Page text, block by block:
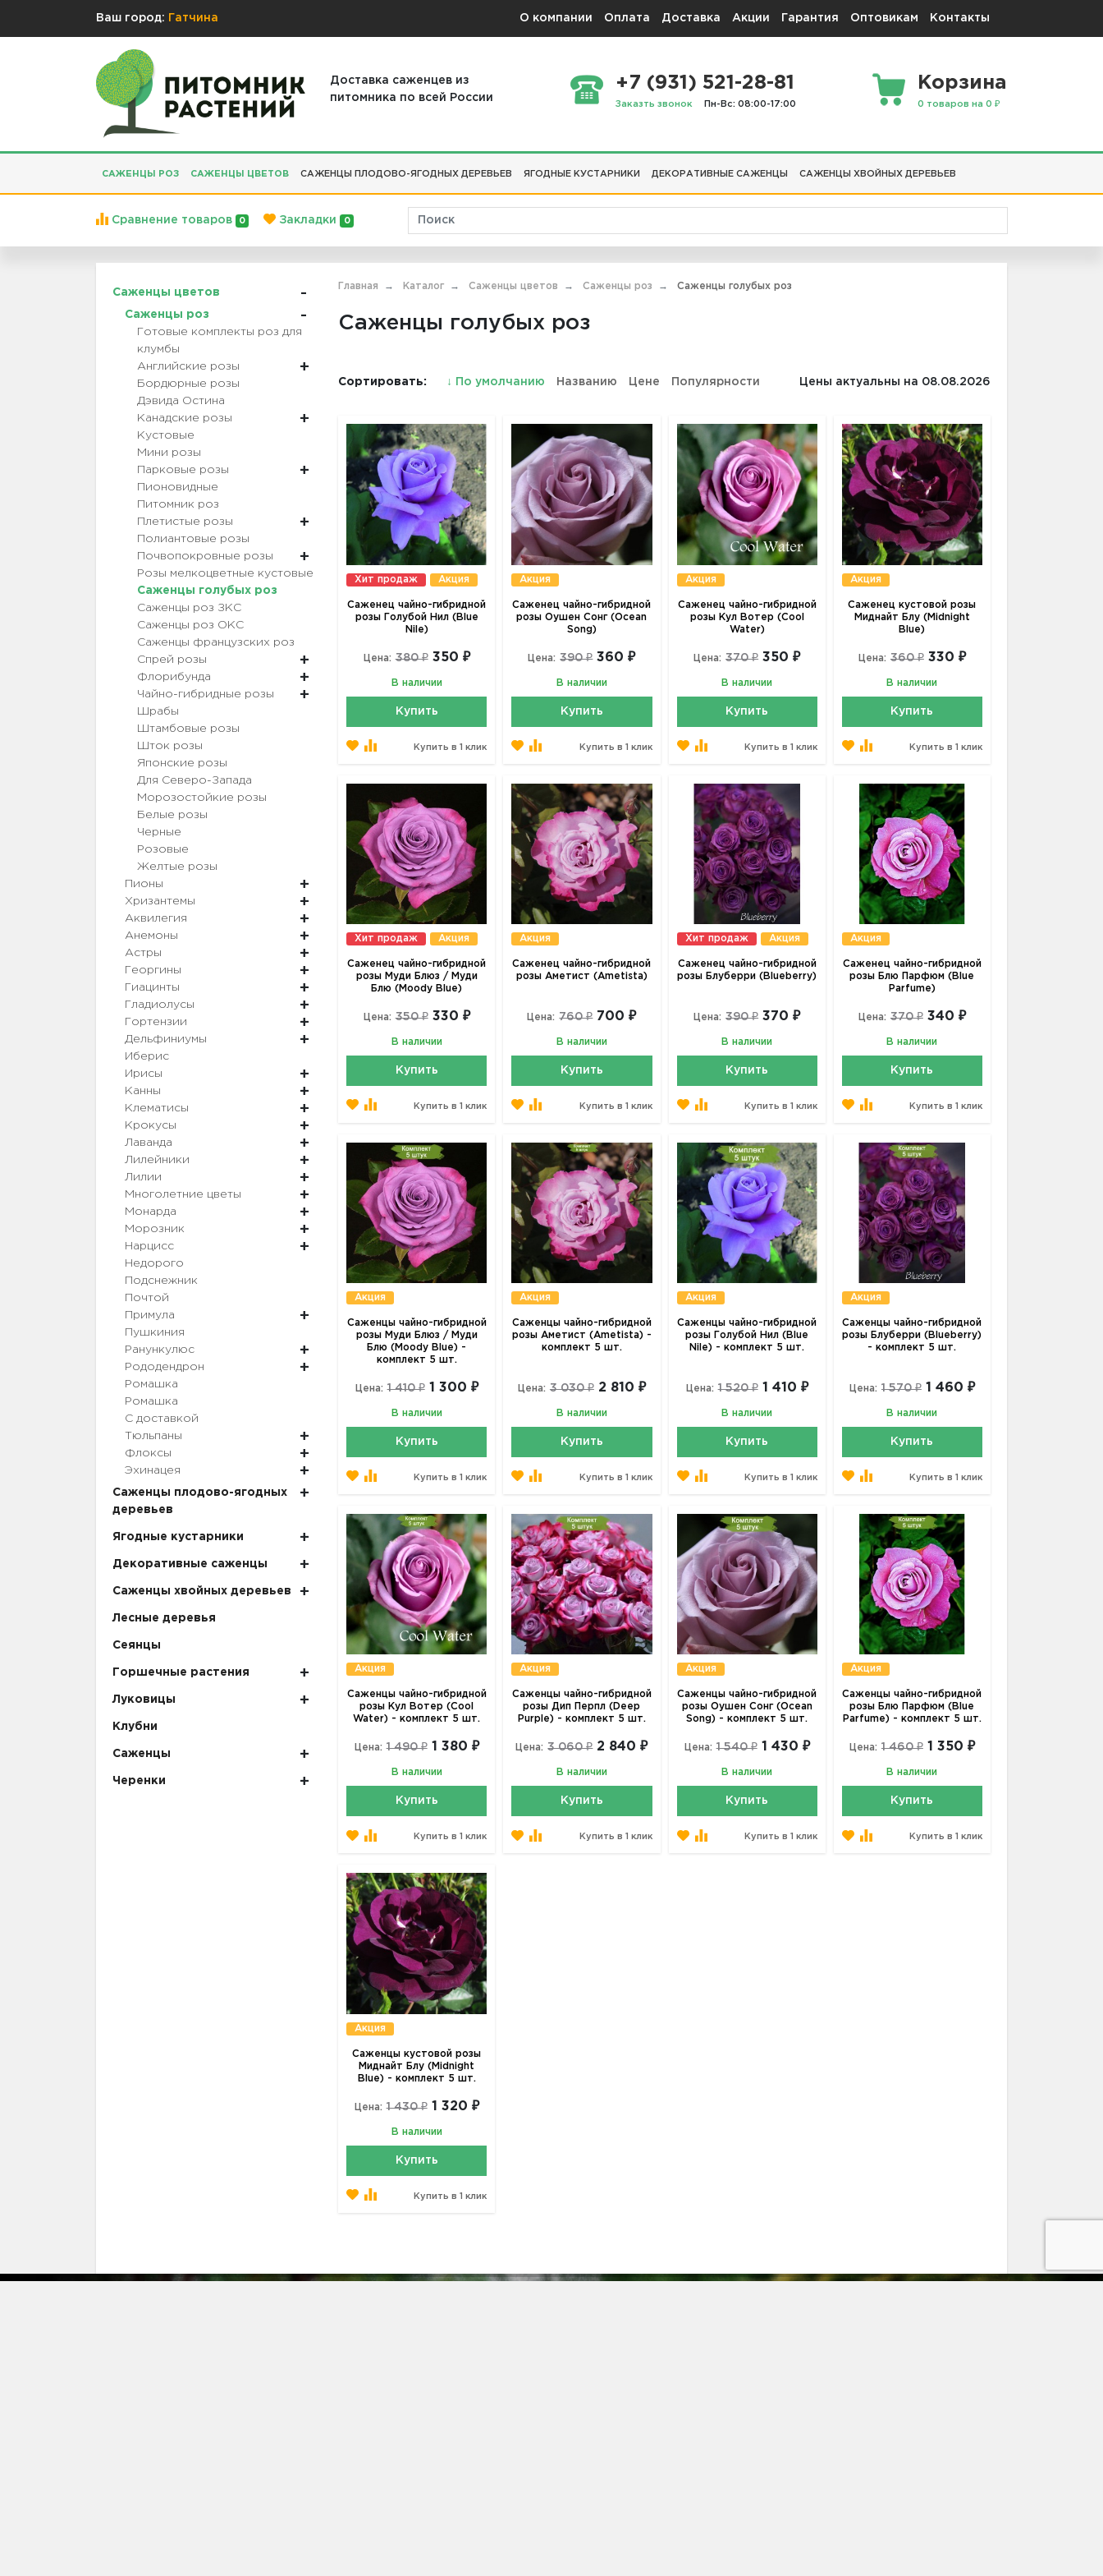
Ваш город: Гатчина О компании Оплата Доставка Акции Гарантия Оптовикам Контакты
Доставка саженцев из
питомника по всей России
+7 (931) 521-28-81
Заказть звонок Пн-Вс: 08:00-17:00
Корзина
0 товаров на 0 ₽
САЖЕНЦЫ РОЗ САЖЕНЦЫ ЦВЕТОВ САЖЕНЦЫ ПЛОДОВО-ЯГОДНЫХ ДЕРЕВЬЕВ ЯГОДНЫЕ КУСТАРНИКИ ДЕКОРАТИВНЫЕ САЖЕНЦЫ САЖЕНЦЫ ХВОЙНЫХ ДЕРЕВЬЕВ
Сравнение товаров 0 Закладки 0
Саженцы цветов
Саженцы роз
Готовые комплекты роз для
клумбы
Английские розы
Бордюрные розы
Дэвида Остина
Канадские розы
Кустовые
Мини розы
Парковые розы
Пионовидные
Питомник роз
Плетистые розы
Полиантовые розы
Почвопокровные розы
Розы мелкоцветные кустовые
Саженцы голубых роз
Саженцы роз ЗКС
Саженцы роз ОКС
Саженцы французских роз
Спрей розы
Флорибунда
Чайно-гибридные розы
Шрабы
Штамбовые розы
Шток розы
Японские розы
Для Северо-Запада
Морозостойкие розы
Белые розы
Черные
Розовые
Желтые розы
Пионы
Хризантемы
Аквилегия
Анемоны
Астры
Георгины
Гиацинты
Гладиолусы
Гортензии
Дельфиниумы
Иберис
Ирисы
Канны
Клематисы
Крокусы
Лаванда
Лилейники
Лилии
Многолетние цветы
Монарда
Морозник
Нарцисс
Недорого
Подснежник
Почтой
Примула
Пушкиния
Ранункулюс
Рододендрон
Ромашка
Ромашка
С доставкой
Тюльпаны
Флоксы
Эхинацея
Саженцы плодово-ягодных
деревьев
Ягодные кустарники
Декоративные саженцы
Саженцы хвойных деревьев
Лесные деревья
Сеянцы
Горшечные растения
Луковицы
Клубни
Саженцы
Черенки
Главная Каталог Саженцы цветов Саженцы роз Саженцы голубых роз
Саженцы голубых роз
Сортировать: ↓ По умолчанию Названию Цене Популярности Цены актуальны на 08.08.2026
Хит продаж Акция
Саженец чайно-гибридной
розы Голубой Нил (Blue
Nile)
Цена: 380 ₽ 350 ₽
В наличии
Купить
Купить в 1 клик
Акция
Саженец чайно-гибридной
розы Оушен Сонг (Ocean
Song)
Цена: 390 ₽ 360 ₽
В наличии
Купить
Купить в 1 клик
Акция
Саженец чайно-гибридной
розы Кул Вотер (Cool
Water)
Цена: 370 ₽ 350 ₽
В наличии
Купить
Купить в 1 клик
Акция
Саженец кустовой розы
Миднайт Блу (Midnight
Blue)
Цена: 360 ₽ 330 ₽
В наличии
Купить
Купить в 1 клик
Хит продаж Акция
Саженец чайно-гибридной
розы Муди Блюз / Муди
Блю (Moody Blue)
Цена: 350 ₽ 330 ₽
В наличии
Купить
Купить в 1 клик
Акция
Саженец чайно-гибридной
розы Аметист (Ametista)
Цена: 760 ₽ 700 ₽
В наличии
Купить
Купить в 1 клик
Хит продаж Акция
Саженец чайно-гибридной
розы Блуберри (Blueberry)
Цена: 390 ₽ 370 ₽
В наличии
Купить
Купить в 1 клик
Акция
Саженец чайно-гибридной
розы Блю Парфюм (Blue
Parfume)
Цена: 370 ₽ 340 ₽
В наличии
Купить
Купить в 1 клик
Акция
Саженцы чайно-гибридной
розы Муди Блюз / Муди
Блю (Moody Blue) -
комплект 5 шт.
Цена: 1 410 ₽ 1 300 ₽
В наличии
Купить
Купить в 1 клик
Акция
Саженцы чайно-гибридной
розы Аметист (Ametista) -
комплект 5 шт.
Цена: 3 030 ₽ 2 810 ₽
В наличии
Купить
Купить в 1 клик
Акция
Саженцы чайно-гибридной
розы Голубой Нил (Blue
Nile) - комплект 5 шт.
Цена: 1 520 ₽ 1 410 ₽
В наличии
Купить
Купить в 1 клик
Акция
Саженцы чайно-гибридной
розы Блуберри (Blueberry)
- комплект 5 шт.
Цена: 1 570 ₽ 1 460 ₽
В наличии
Купить
Купить в 1 клик
Акция
Саженцы чайно-гибридной
розы Кул Вотер (Cool
Water) - комплект 5 шт.
Цена: 1 490 ₽ 1 380 ₽
В наличии
Купить
Купить в 1 клик
Акция
Саженцы чайно-гибридной
розы Дип Перпл (Deep
Purple) - комплект 5 шт.
Цена: 3 060 ₽ 2 840 ₽
В наличии
Купить
Купить в 1 клик
Акция
Саженцы чайно-гибридной
розы Оушен Сонг (Ocean
Song) - комплект 5 шт.
Цена: 1 540 ₽ 1 430 ₽
В наличии
Купить
Купить в 1 клик
Акция
Саженцы чайно-гибридной
розы Блю Парфюм (Blue
Parfume) - комплект 5 шт.
Цена: 1 460 ₽ 1 350 ₽
В наличии
Купить
Купить в 1 клик
Акция
Саженцы кустовой розы
Миднайт Блу (Midnight
Blue) - комплект 5 шт.
Цена: 1 430 ₽ 1 320 ₽
В наличии
Купить
Купить в 1 клик